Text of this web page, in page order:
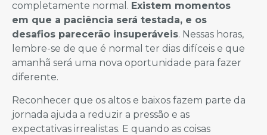
completamente normal. Existem momentos
em que a paciência será testada, e os
desafios parecerão insuperáveis. Nessas horas,
lembre-se de que é normal ter dias difíceis e que
amanhã será uma nova oportunidade para fazer
diferente.
Reconhecer que os altos e baixos fazem parte da
jornada ajuda a reduzir a pressão e as
expectativas irrealistas. E quando as coisas